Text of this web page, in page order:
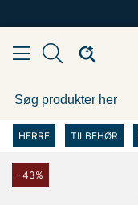
HERRE TILBEHØR
-43%